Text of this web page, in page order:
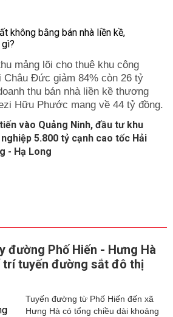
mảng lõi cho thuê khu công
Châu Đức giảm 84% còn 26 tỷ
thu bán nhà liền kề thương
Hữu Phước mang về 44 tỷ đồng.
vào Quảng Ninh, đầu tư khu
5.800 tỷ cạnh cao tốc Hải
- Hạ Long
đường Phố Hiến - Hưng Hà
trí tuyến đường sắt đô thị
Tuyến đường từ Phố Hiến đến xã
Hưng Hà có tổng chiều dài khoảng